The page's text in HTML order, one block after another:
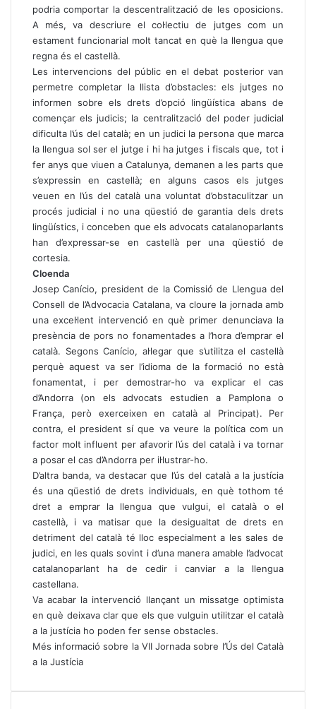
podria comportar la descentralització de les oposicions.
A més, va descriure el col·lectiu de jutges com un
estament funcionarial molt tancat en què la llengua que
regna és el castellà.
Les intervencions del públic en el debat posterior van
permetre completar la llista d’obstacles: els jutges no
informen sobre els drets d’opció lingüística abans de
començar els judicis; la centralització del poder judicial
dificulta l’ús del català; en un judici la persona que marca
la llengua sol ser el jutge i hi ha jutges i fiscals que, tot i
fer anys que viuen a Catalunya, demanen a les parts que
s’expressin en castellà; en alguns casos els jutges
veuen en l’ús del català una voluntat d’obstaculitzar un
procés judicial i no una qüestió de garantia dels drets
lingüístics, i conceben que els advocats catalanoparlants
han d’expressar-se en castellà per una qüestió de
cortesia.
Cloenda
Josep Canício, president de la Comissió de Llengua del
Consell de l’Advocacia Catalana, va cloure la jornada amb
una excel·lent intervenció en què primer denunciava la
presència de pors no fonamentades a l’hora d’emprar el
català. Segons Canício, al·legar que s’utilitza el castellà
perquè aquest va ser l’idioma de la formació no està
fonamentat, i per demostrar-ho va explicar el cas
d’Andorra (on els advocats estudien a Pamplona o
França, però exerceixen en català al Principat). Per
contra, el president sí que va veure la política com un
factor molt influent per afavorir l’ús del català i va tornar
a posar el cas d’Andorra per il·lustrar-ho.
D’altra banda, va destacar que l’ús del català a la justícia
és una qüestió de drets individuals, en què tothom té
dret a emprar la llengua que vulgui, el català o el
castellà, i va matisar que la desigualtat de drets en
detriment del català té lloc especialment a les sales de
judici, en les quals sovint i d’una manera amable l’advocat
catalanoparlant ha de cedir i canviar a la llengua
castellana.
Va acabar la intervenció llançant un missatge optimista
en què deixava clar que els que vulguin utilitzar el català
a la justícia ho poden fer sense obstacles.
Més informació sobre la VII Jornada sobre l’Ús del Català
a la Justícia